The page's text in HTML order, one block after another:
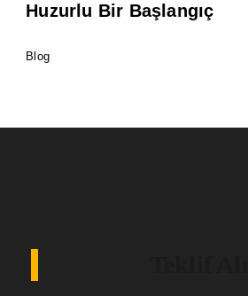
Huzurlu Bir Başlangıç
Blog